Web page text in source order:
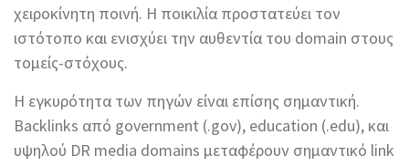
χειροκίνητη ποινή. Η ποικιλία προστατεύει τον
ιστότοπο και ενισχύει την αυθεντία του domain στους
τομείς-στόχους.
Η εγκυρότητα των πηγών είναι επίσης σημαντική.
Backlinks από government (.gov), education (.edu), και
υψηλού DR media domains μεταφέρουν σημαντικό link